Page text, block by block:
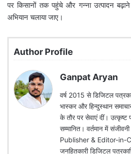
पर किसानों तक पहुंचे और गन्ना उत्पादन
अभियान चलाया जाए।
Author Profile
Ganpat Aryan
वर्ष 2015 से डिजिटल
भास्कर और हिन्दुस्थान
के तौर पर सेवाएं दीं। उत्कृष्ट
सम्मानित। वर्तमान में
Publisher & Editor-in-
जनहितकारी डिजिटल